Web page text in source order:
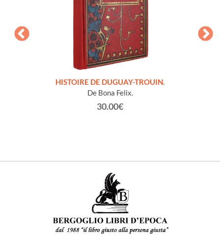
HISTOIRE DE DUGUAY-TROUIN.
De Bona Felix.
30.00€